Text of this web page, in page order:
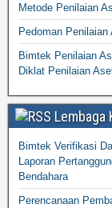
Metode Penilaian
Pedoman Penilaian
Bimtek Penilaian
Diklat Penilaian
Lembaga
Bimtek Verifikasi
Laporan
Bendahara
Perencanaan